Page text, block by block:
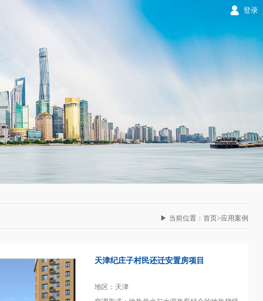
登录
▶ 当前位置：首页>应用案例
天津纪庄子村民还迁安置房项目
地区：天津